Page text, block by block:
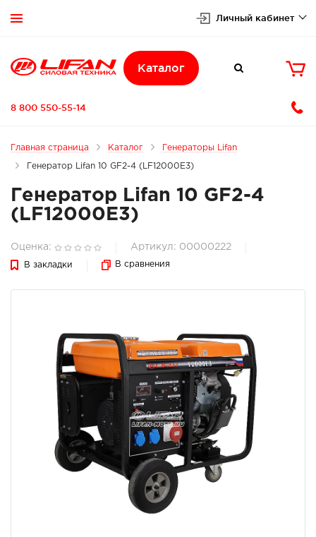
 Личный кабинет
Каталог  
8 800 550-55-14
Главная страница Каталог Генераторы Lifan
Генератор Lifan 10 GF2-4 (LF12000E3)
Генератор Lifan 10 GF2-4
(LF12000E3)
Оценка: Артикул: 00000222
В закладки В сравнения